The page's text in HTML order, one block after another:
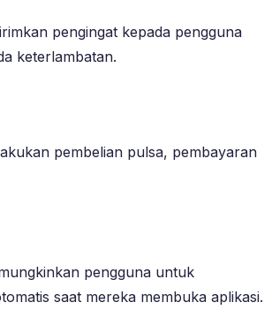
pengingat kepada pengguna
keterlambatan.
pembelian pulsa, pembayaran
pengguna untuk
saat mereka membuka aplikasi.